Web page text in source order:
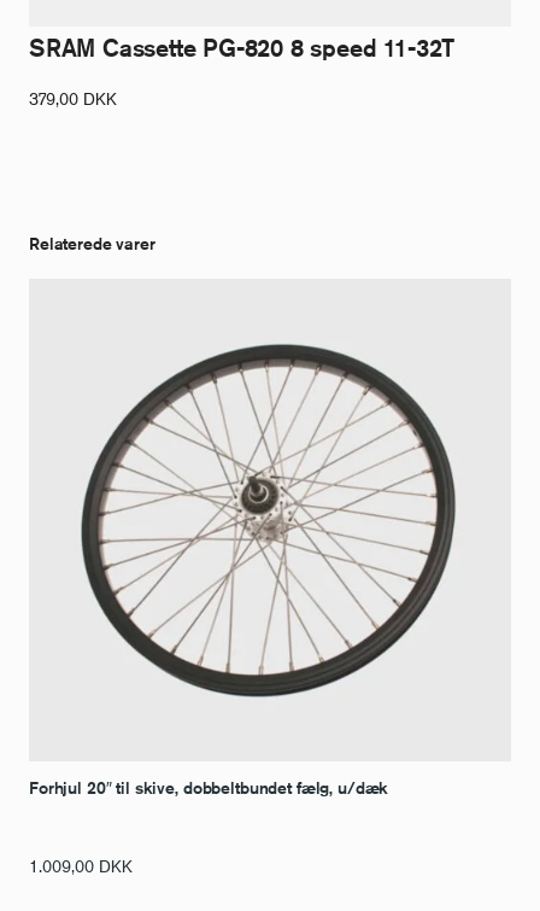
SRAM Cassette PG-820 8 speed 11-32T
379,00 DKK
Relaterede varer
Forhjul 20″ til skive, dobbeltbundet fælg, u/dæk
1.009,00 DKK